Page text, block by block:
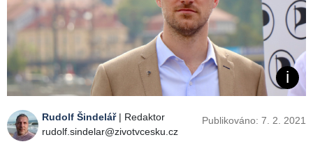
Rudolf Šindelář| Redaktor
rudolf.sindelar@zivotvcesku.cz
Publikováno: 7. 2. 2021